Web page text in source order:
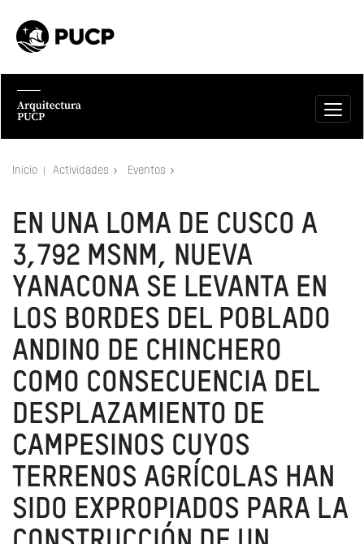
Inicio Actividades Eventos
EN UNA LOMA DE CUSCO A
3,792 MSNM, NUEVA
YANACONA SE LEVANTA EN
LOS BORDES DEL POBLADO
ANDINO DE CHINCHERO
COMO CONSECUENCIA DEL
DESPLAZAMIENTO DE
CAMPESINOS CUYOS
TERRENOS AGRÍCOLAS HAN
SIDO EXPROPIADOS PARA LA